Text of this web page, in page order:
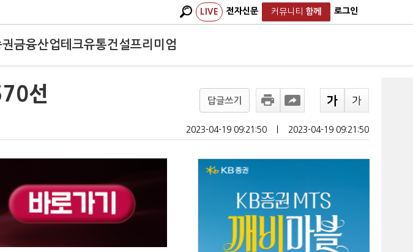
LIVE 전자신문 커뮤니티 함께 로그인
금융산업테크유통건설프리미엄
선 답글쓰기
2023-04-19 09:21:50 2023-04-19 09:21:50